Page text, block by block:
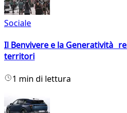
Sociale
Il Benvivere e la Generatività
territori
1 min di lettura